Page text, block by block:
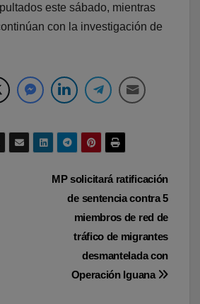
este sábado, mientras
con la investigación de
MP solicitará ratificación
de sentencia contra 5
miembros de red de
tráfico de migrantes
desmantelada con
Operación Iguana